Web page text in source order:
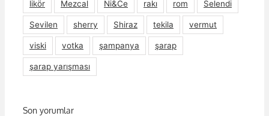
likör Mezcal Ni&Ce rakı rom Selendi
Sevilen sherry Shiraz tekila vermut
viski votka şampanya şarap
şarap yarışması
Son yorumlar